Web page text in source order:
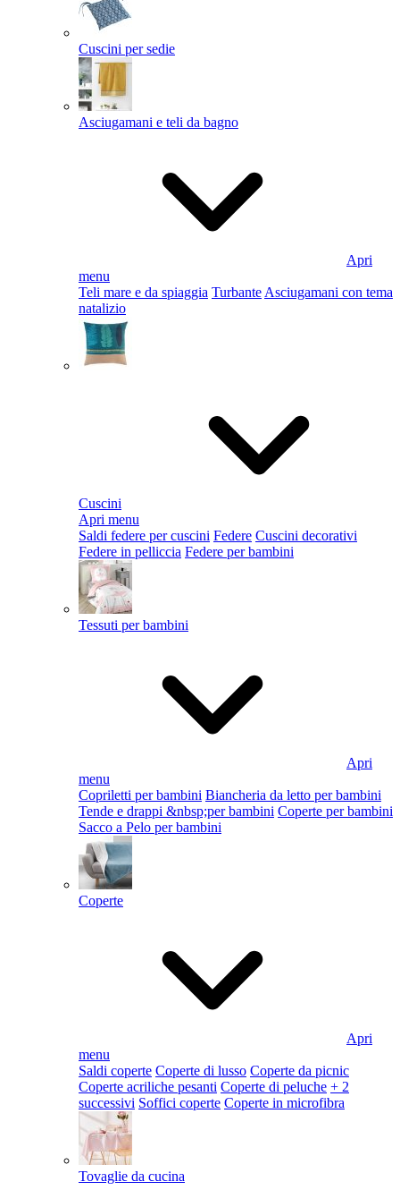
Cuscini per sedie
Asciugamani e teli da bagno
Apri
menu
Teli mare e da spiaggia Turbante Asciugamani con tema
natalizio
Cuscini
Apri menu
Saldi federe per cuscini Federe Cuscini decorativi
Federe in pelliccia Federe per bambini
Tessuti per bambini
Apri
menu
Copriletti per bambini Biancheria da letto per bambini
Tende e drappi &nbsp;per bambini Coperte per bambini
Sacco a Pelo per bambini
Coperte
Apri
menu
Saldi coperte Coperte di lusso Coperte da picnic
Coperte acriliche pesanti Coperte di peluche + 2
successivi Soffici coperte Coperte in microfibra
Tovaglie da cucina